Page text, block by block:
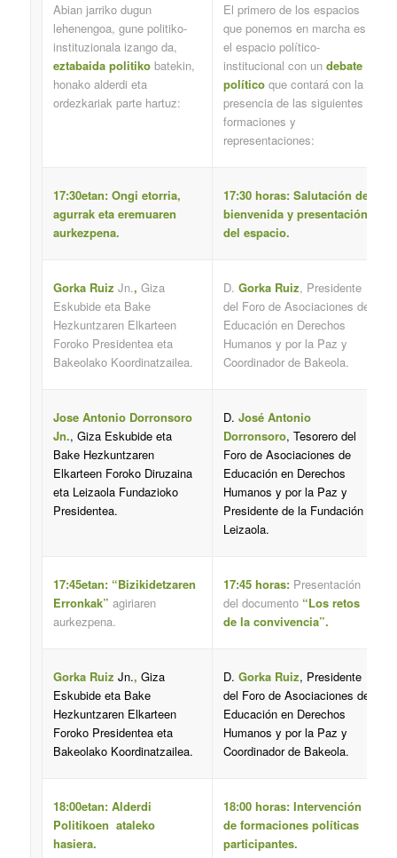
Abian jarriko dugun
lehenengoa, gune politiko-
instituzionala izango da,
eztabaida politikobatekin,
honako alderdi eta
ordezkariak parte hartuz:
El primero de los espacios
que ponemos en marcha es
el espacio político-
institucional con un debate
políticoque contará con la
presencia de las siguientes
formaciones y
representaciones:
17:30etan: Ongi etorria,
agurrak eta eremuaren
aurkezpena.
17:30 horas: Salutación de
bienvenida y presentación
del espacio.
Gorka Ruiz Jn., Giza
Eskubide eta Bake
Hezkuntzaren Elkarteen
Foroko Presidentea eta
Bakeolako Koordinatzailea.
D. Gorka Ruiz, Presidente
del Foro de Asociaciones de
Educación en Derechos
Humanos y por la Paz y
Coordinador de Bakeola.
Jose Antonio Dorronsoro
Jn., Giza Eskubide eta
Bake Hezkuntzaren
Elkarteen Foroko Diruzaina
eta Leizaola Fundazioko
Presidentea.
D. José Antonio
Dorronsoro, Tesorero del
Foro de Asociaciones de
Educación en Derechos
Humanos y por la Paz y
Presidente de la Fundación
Leizaola.
17:45etan: “Bizikidetzaren
Erronkak” agiriaren
aurkezpena.
17:45 horas:Presentación
del documento “Los retos
de la convivencia”.
Gorka Ruiz Jn., Giza
Eskubide eta Bake
Hezkuntzaren Elkarteen
Foroko Presidentea eta
Bakeolako Koordinatzailea.
D. Gorka Ruiz, Presidente
del Foro de Asociaciones de
Educación en Derechos
Humanos y por la Paz y
Coordinador de Bakeola.
18:00etan: Alderdi
Politikoen ataleko
hasiera.
18:00 horas: Intervención
de formaciones políticas
participantes.